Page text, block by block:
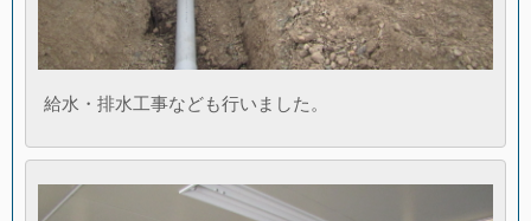
給水・排水工事なども行いました。